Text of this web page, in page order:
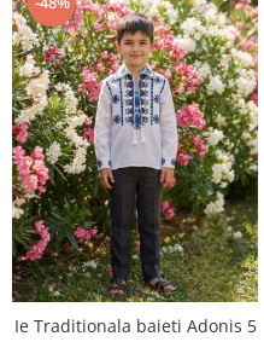
Ie Traditionala baieti Adonis 5